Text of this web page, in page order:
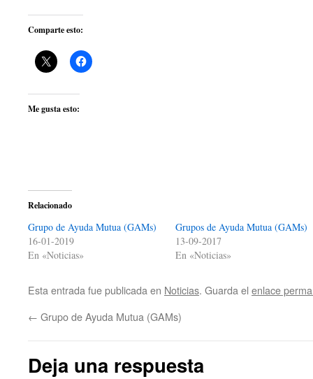
Comparte esto:
Me gusta esto:
Relacionado
Grupo de Ayuda Mutua (GAMs)
16-01-2019
En «Noticias»
Grupos de Ayuda Mutua (GAMs)
13-09-2017
En «Noticias»
Esta entrada fue publicada en Noticias. Guarda el enlace
← Grupo de Ayuda Mutua (GAMs)
Deja una respuesta